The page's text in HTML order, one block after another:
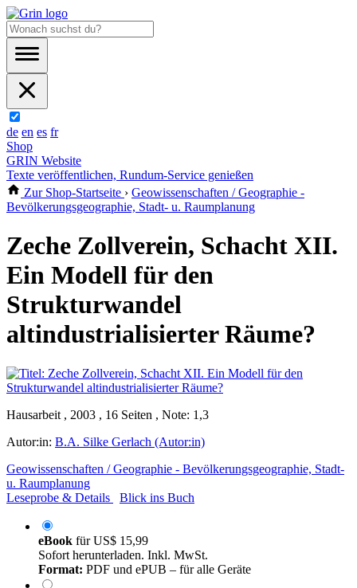
de en es fr
Shop
GRIN Website
Texte veröffentlichen, Rundum-Service genießen
Zur Shop-Startseite › Geowissenschaften / Geographie -
Bevölkerungsgeographie, Stadt- u. Raumplanung
Zeche Zollverein, Schacht XII.
Ein Modell für den
Strukturwandel
altindustrialisierter Räume?
Hausarbeit , 2003 , 16 Seiten , Note: 1,3
Autor:in: B.A. Silke Gerlach (Autor:in)
Geowissenschaften / Geographie - Bevölkerungsgeographie, Stadt-
u. Raumplanung
Leseprobe & Details
Blick ins Buch
eBook fürUS$ 15,99
Sofort herunterladen. Inkl. MwSt.
Format: PDF und ePUB – für alle Geräte